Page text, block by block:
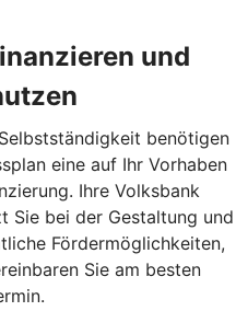
und
benötigen
eine auf Ihr Vorhaben
Ihre Volksbank
Sie bei der Gestaltung und
Fördermöglichkeiten,
Sie am besten